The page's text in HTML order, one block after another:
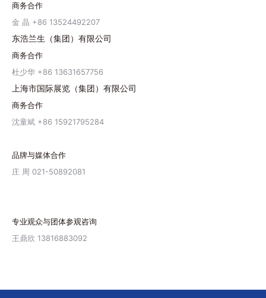
商务合作
金 晶 +86 13524492207
东浩兰生（集团）有限公司
商务合作
杜少华 +86 13631657756
上海市国际展览（集团）有限公司
商务合作
沈童斌 +86 15921795284
品牌与媒体合作
庄 周 021-50892081
专业观众与团体参观咨询
王鼎欣 13816883092